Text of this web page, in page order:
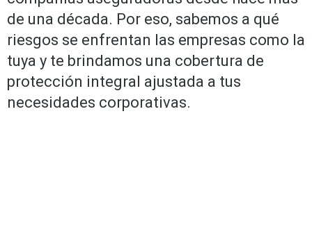
de una década. Por eso, sabemos a qué
riesgos se enfrentan las empresas como la
tuya y te brindamos una cobertura de
protección integral ajustada a tus
necesidades corporativas.